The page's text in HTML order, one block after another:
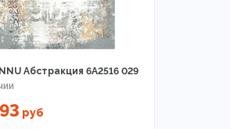
Абстракция 6A2516 029
руб